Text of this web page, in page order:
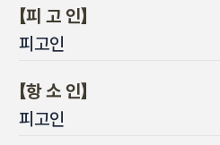
【피 고 인】
피고인
【항 소 인】
피고인